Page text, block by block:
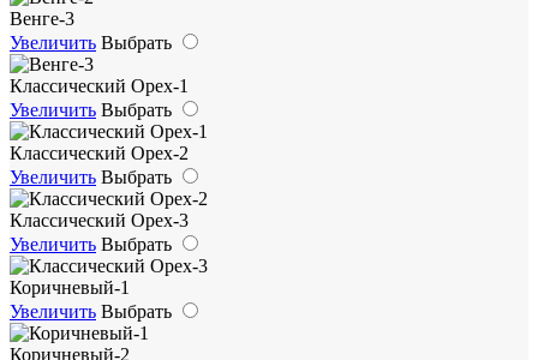
Венге-3
Увеличить Выбрать
Классический Орех-1
Увеличить Выбрать
Классический Орех-2
Увеличить Выбрать
Классический Орех-3
Увеличить Выбрать
Коричневый-1
Увеличить Выбрать
Коричневый-2